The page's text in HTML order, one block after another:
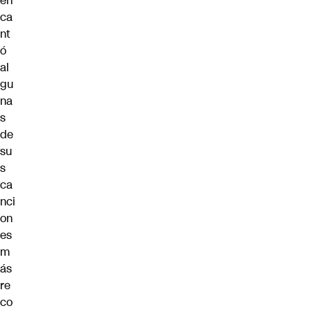
ca
nt
ó
al
gu
na
s
de
su
s
ca
nci
on
es
m
ás
re
co